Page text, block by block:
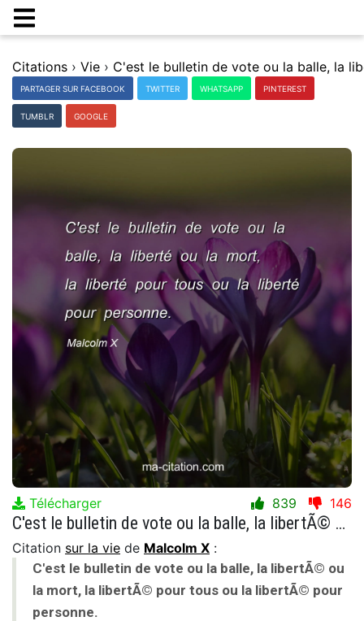
Citations › Vie ›
PARTAGER SUR FACEBOOK TWITTER WHATSAPP PINTEREST
TUMBLR GOOGLE
Télécharger 839 146
C'est le bulletin de vote ou la balle, la libertÃ© ou la mort, la libertÃ© pour tous ou la libertÃ© pour personne.
Citation sur la vie de Malcolm X :
C'est le bulletin de vote ou la balle, la libertÃ© ou
la mort, la libertÃ© pour tous ou la libertÃ© pour
personne.